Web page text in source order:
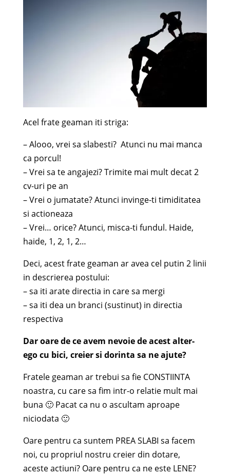
Acel frate geaman iti striga:
– Alooo, vrei sa slabesti? Atunci nu mai manca
ca porcul!
– Vrei sa te angajezi? Trimite mai mult decat 2
cv-uri pe an
– Vrei o jumatate? Atunci invinge-ti timiditatea
si actioneaza
– Vrei… orice? Atunci, misca-ti fundul. Haide,
haide, 1, 2, 1, 2…
Deci, acest frate geaman ar avea cel putin 2 linii
in descrierea postului:
– sa iti arate directia in care sa mergi
– sa iti dea un branci (sustinut) in directia
respectiva
Dar oare de ce avem nevoie de acest alter-
ego cu bici, creier si dorinta sa ne ajute?
Fratele geaman ar trebui sa fie CONSTIINTA
noastra, cu care sa fim intr-o relatie mult mai
buna 🙂 Pacat ca nu o ascultam aproape
niciodata 🙂
Oare pentru ca suntem PREA SLABI sa facem
noi, cu propriul nostru creier din dotare,
aceste actiuni? Oare pentru ca ne este LENE?